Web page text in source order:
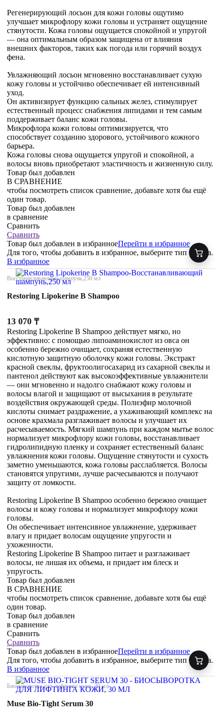
Регенерирующий лосьон для кожи головы ощутимо
улучшает микрофлору кожи головы и устраняет ощущение
стянутости. Кожа головы ощущается спокойной и упругой
— она оптимальным образом защищена от влияния
внешних факторов, таких как погода или горячий воздух
фена.
Увлажняющий лосьон мгновенно восстанавливает сухую
кожу головы и устойчиво обеспечивает ей интенсивный
уход.
Он активизирует функцию сальных желез, стимулирует
естественный процесс снабжения липидами и тем самым
поддерживает баланс кожи головы.
Микрофлора кожи головы оптимизируется, что
способствует созданию здорового, устойчивого кожного
барьера.
Кожа головы снова ощущается упругой и спокойной, а
волосы вновь приобретают эластичность и жизненную силу.
Товар был добавлен
В СРАВНЕНИЕ
чтобы посмотреть список сравнение, добавьте хотя бы ещё
один товар.
Товар был добавлен
в сравнение
Сравнить
Сравнить
Товар был добавлен в избранноеПерейти в избранное
Для того, чтобы добавить в избранное, выберите тип товара.
В избранное
Восстанавливающий шампунь,250 мл
Restoring Lipokerine B Shampoo
13 070 ₸
Restoring Lipokerine B Shampoo действует мягко, но
эффективно: с помощью липоаминокислот из овса он
особенно бережно очищает, сохраняя естественную
кислотную защитную оболочку кожи головы. Экстракт
красной свеклы, фруктоолигосахарид из сахарной свеклы и
пантенол действуют как высокоэффективные увлажнители
— они мгновенно и надолго снабжают кожу головы и
волосы влагой и защищают от высыхания в результате
воздействия окружающей среды. Полиэфир молочной
кислоты снимает раздражение, а ухаживающий комплекс на
основе крахмала разглаживает волосы и улучшает их
расчесываемость. Мягкий шампунь при каждом мытье волос
нормализует микрофлору кожи головы, восстанавливает
гидролипидную пленку и сохраняет естественный баланс
увлажнения кожи головы. Ощущение стянутости и сухость
заметно уменьшаются, кожа головы расслабляется. Волосы
становятся упругими, лучше расчесываются и получают
защиту от ломкости.
Restoring Lipokerine B Shampoo особенно бережно очищает
волосы и кожу головы и нормализует микрофлору кожи
головы.
Он обеспечивает интенсивное увлажнение, удерживает
влагу и придает волосам ощущение упругости и
ухоженности.
Restoring Lipokerine B Shampoo питает и разглаживает
волосы, не лишая их объема, и придает им блеск и
упругость.
Товар был добавлен
В СРАВНЕНИЕ
чтобы посмотреть список сравнение, добавьте хотя бы ещё
один товар.
Товар был добавлен
в сравнение
Сравнить
Сравнить
Товар был добавлен в избранноеПерейти в избранное
Для того, чтобы добавить в избранное, выберите тип товара.
В избранное
Биосыворотка для лифтинга кожи, 30 мл
Muse Bio-Tight Serum 30